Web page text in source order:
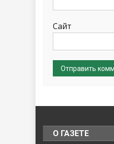
Сайт
О ГАЗЕТЕ